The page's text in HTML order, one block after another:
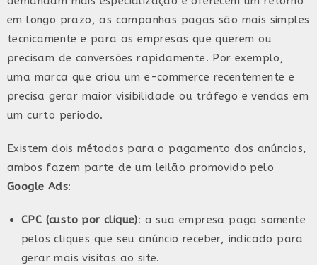
em longo prazo, as campanhas pagas são mais simples
tecnicamente e para as empresas que querem ou
precisam de conversões rapidamente. Por exemplo,
uma marca que criou um e-commerce recentemente e
precisa gerar maior visibilidade ou tráfego e vendas em
um curto período.
Existem dois métodos para o pagamento dos anúncios,
ambos fazem parte de um leilão promovido pelo
Google Ads:
CPC (custo por clique): a sua empresa paga somente
pelos cliques que seu anúncio receber, indicado para
gerar mais visitas ao site.